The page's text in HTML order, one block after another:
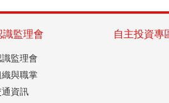
識監理會
識監理會
織與職掌
通資訊
自主投資專